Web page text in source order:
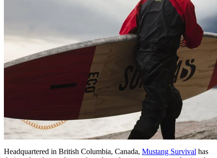
Headquartered in British Columbia, Canada, Mustang Survival has